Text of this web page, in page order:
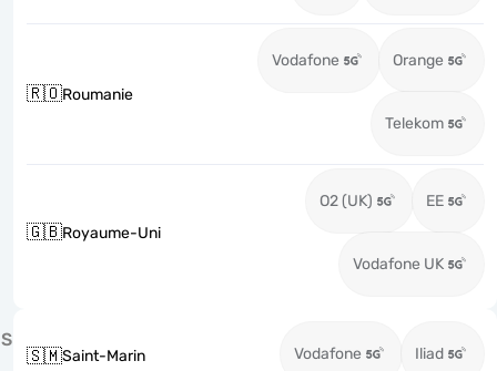
🇷🇴Roumanie
Vodafone Orange
Telekom
🇬🇧Royaume-Uni
O2 (UK) EE
Vodafone UK
S
🇸🇲Saint-Marin Vodafone Iliad